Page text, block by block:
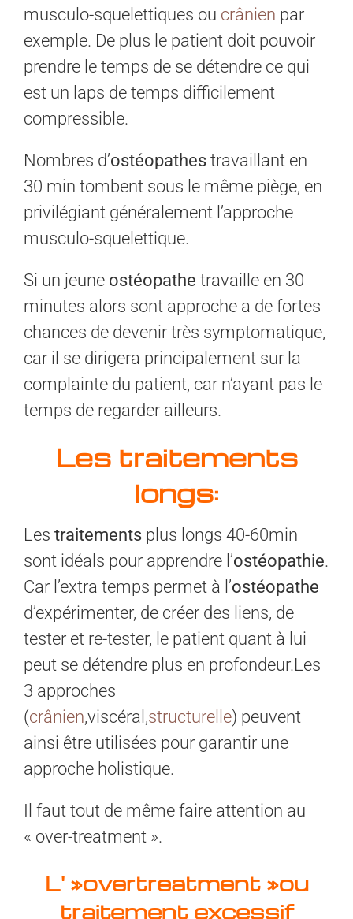
musculo-squelettiques ou crânien par
exemple. De plus le patient doit pouvoir
prendre le temps de se détendre ce qui
est un laps de temps difficilement
compressible.
Nombres d’ostéopathes travaillant en
30 min tombent sous le même piège, en
privilégiant généralement l’approche
musculo-squelettique.
Si un jeune ostéopathe travaille en 30
minutes alors sont approche a de fortes
chances de devenir très symptomatique,
car il se dirigera principalement sur la
complainte du patient, car n’ayant pas le
temps de regarder ailleurs.
Les traitements
longs:
Les traitements plus longs 40-60min
sont idéals pour apprendre l’ostéopathie.
Car l’extra temps permet à l’ostéopathe
d’expérimenter, de créer des liens, de
tester et re-tester, le patient quant à lui
peut se détendre plus en profondeur.Les
3 approches
(crânien,viscéral,structurelle) peuvent
ainsi être utilisées pour garantir une
approche holistique.
Il faut tout de même faire attention au
« over-treatment ».
L' »overtreatment »ou
traitement excessif